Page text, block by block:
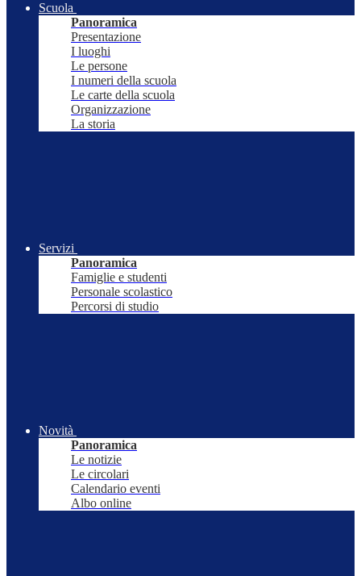
Scuola
Panoramica
Presentazione
I luoghi
Le persone
I numeri della scuola
Le carte della scuola
Organizzazione
La storia
Servizi
Panoramica
Famiglie e studenti
Personale scolastico
Percorsi di studio
Novità
Panoramica
Le notizie
Le circolari
Calendario eventi
Albo online